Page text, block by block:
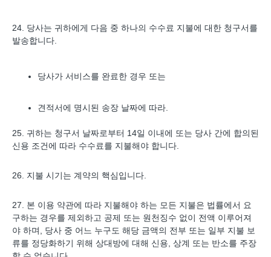
24. 당사는 귀하에게 다음 중 하나의 수수료 지불에 대한 청구서를
발송합니다.
당사가 서비스를 완료한 경우 또는
견적서에 명시된 송장 날짜에 따라.
25. 귀하는 청구서 날짜로부터 14일 이내에 또는 당사 간에 합의된
신용 조건에 따라 수수료를 지불해야 합니다.
26. 지불 시기는 계약의 핵심입니다.
27. 본 이용 약관에 따라 지불해야 하는 모든 지불은 법률에서 요
구하는 경우를 제외하고 공제 또는 원천징수 없이 전액 이루어져
야 하며, 당사 중 어느 누구도 해당 금액의 전부 또는 일부 지불 보
류를 정당화하기 위해 상대방에 대해 신용, 상계 또는 반소를 주장